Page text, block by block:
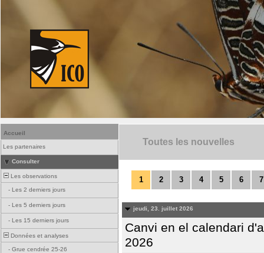
Accueil
Les partenaires
Consulter
Les observations
- Les 2 derniers jours
- Les 5 derniers jours
- Les 15 derniers jours
Données et analyses
- Grue cendrée 25-26
Toutes les nouvelles
1 2 3 4 5 6 7
jeudi, 23. juillet 2026
Canvi en el calendari
2026